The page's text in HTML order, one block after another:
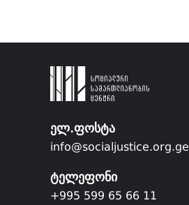
ელ.ფოსტა
info@socialjustice.org.ge
ტელეფონი
+995 599 65 66 11